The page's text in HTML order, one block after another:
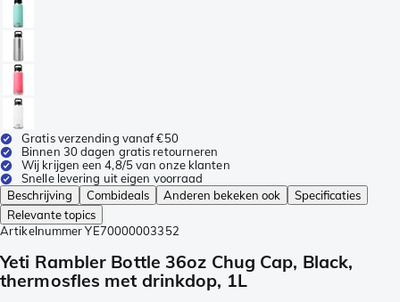
Gratis verzending vanaf €50
Binnen 30 dagen gratis retourneren
Wij krijgen een 4,8/5 van onze klanten
Snelle levering uit eigen voorraad
Beschrijving
Combideals Anderen bekeken ook
Specificaties
Relevante topics
Artikelnummer YE70000003352
Yeti Rambler Bottle 36oz Chug Cap, Black,
thermosfles met drinkdop, 1L